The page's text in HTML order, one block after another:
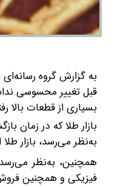
به گزارش گروه رسانه‌ای
بسیاری از قطعات
بازار طلا که در زمان
به‌نظر می‌رسد، بازار
همچنین، به‌نظر می‌رسد
فیزیکی و همچنین فروش